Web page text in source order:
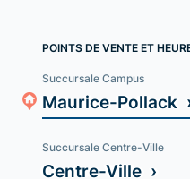
POINTS DE VENTE ET
Succursale Campus
Maurice-Pollack
Succursale Centre-Ville
Centre-Ville ›